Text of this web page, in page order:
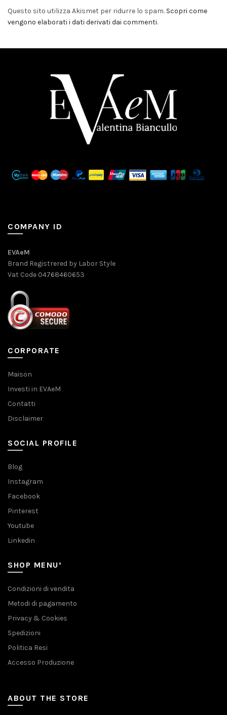
Questo sito utilizza Akismet per ridurre lo spam. Scopri come
vengono elaborati i dati derivati dai commenti.
COMPANY ID
EVAeM
Brand Registrered by Labor Style
Vat Code 04768460653
CORPORATE
Maison
Investi in EVAeM
Contatti
Disclaimer
SOCIAL PROFILE
Blog
Instagram
Facebook
Pinterest
Youtube
Linkedin
SHOP MENU’
Condizioni di vendita
Metodi di pagamento
Privacy & Cookies
Spedizioni
Politica Resi
Accesso Produzione
ABOUT THE STORE